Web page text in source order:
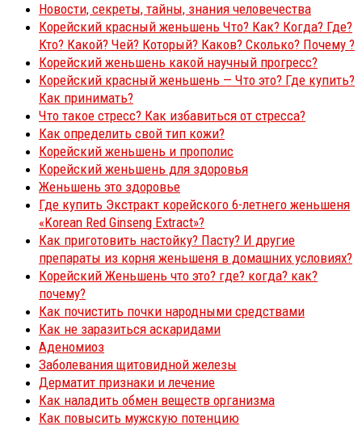
Новости, секреты, тайны, знания человечества
Корейский красный женьшень Что? Как? Когда? Где?
Кто? Какой? Чей? Который? Каков? Сколько? Почему ?
Корейский женьшень какой научный прогресс?
Корейский красный женьшень — Что это? Где купить?
Как принимать?
Что такое стресс? Как избавиться от стресса?
Как определить свой тип кожи?
Корейский женьшень и прополис
Корейский женьшень для здоровья
Женьшень это здоровье
Где купить Экстракт корейского 6-летнего женьшеня
«Korean Red Ginseng Extract»?
Как приготовить настойку? Пасту? И другие
препараты из корня женьшеня в домашних условиях?
Корейский Женьшень что это? где? когда? как?
почему?
Как почистить почки народными средствами
Как не заразиться аскаридами
Аденомиоз
Заболевания щитовидной железы
Дерматит признаки и лечение
Как наладить обмен веществ организма
Как повысить мужскую потенцию